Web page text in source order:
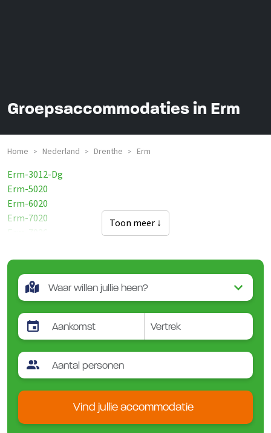
Groepsaccommodaties in Erm
Home > Nederland > Drenthe > Erm
Erm-3012-Dg
Erm-5020
Erm-6020
Erm-7020
Toon meer ↓
Vind jullie accommodatie